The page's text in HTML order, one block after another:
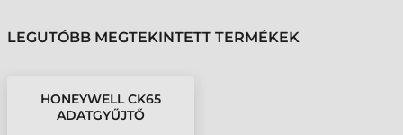
LEGUTÓBB MEGTEKINTETT TERMÉKEK
HONEYWELL CK65
ADATGYŰJTŐ